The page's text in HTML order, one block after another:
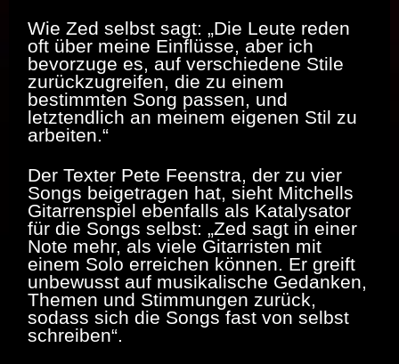
Wie Zed selbst sagt: „Die Leute reden
oft über meine Einflüsse, aber ich
bevorzuge es, auf verschiedene Stile
zurückzugreifen, die zu einem
bestimmten Song passen, und
letztendlich an meinem eigenen Stil zu
arbeiten.“
Der Texter Pete Feenstra, der zu vier
Songs beigetragen hat, sieht Mitchells
Gitarrenspiel ebenfalls als Katalysator
für die Songs selbst: „Zed sagt in einer
Note mehr, als viele Gitarristen mit
einem Solo erreichen können. Er greift
unbewusst auf musikalische Gedanken,
Themen und Stimmungen zurück,
sodass sich die Songs fast von selbst
schreiben“.